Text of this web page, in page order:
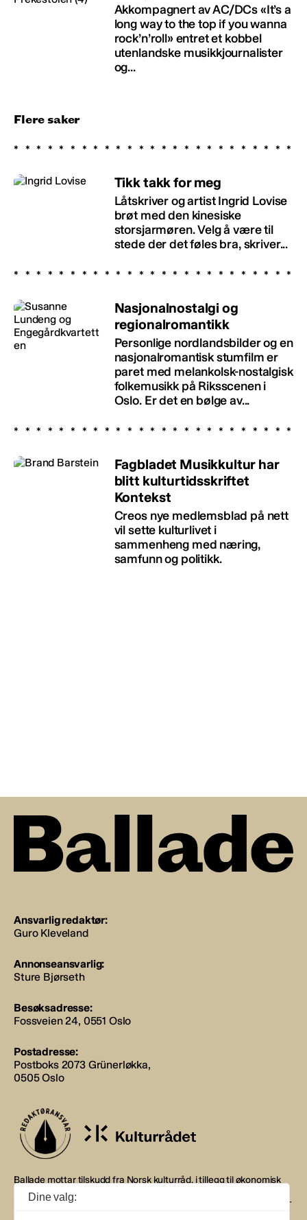
Akkompagnert av AC/DCs «It’s a
long way to the top if you wanna
rock’n’roll» entret et kobbel
utenlandske musikkjournalister
og...
Flere saker
Tikk takk for meg
Låtskriver og artist Ingrid Lovise
brøt med den kinesiske
storsjarmøren. Velg å være til
stede der det føles bra, skriver...
Nasjonalnostalgi og
regionalromantikk
Personlige nordlandsbilder og en
nasjonalromantisk stumfilm er
paret med melankolsk-nostalgisk
folkemusikk på Riksscenen i
Oslo. Er det en bølge av...
Fagbladet Musikkultur har
blitt kulturtidsskriftet
Kontekst
Creos nye medlemsblad på nett
vil sette kulturlivet i
sammenheng med næring,
samfunn og politikk.
Ansvarlig redaktør:
Guro Kleveland
Annonseansvarlig:
Sture Bjørseth
Besøksadresse:
Fossveien 24, 0551 Oslo
Postadresse:
Postboks 2073 Grünerløkka,
0505 Oslo
Ballade mottar tilskudd fra Norsk kulturråd, i tillegg til økonomisk
støtte fra eierne NOPA, Norsk komponistforening og
Musikkforleggerne. Ballade drives etter Redaktør- og Vær Varsom-
Dine valg: